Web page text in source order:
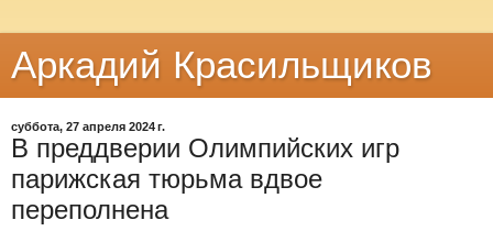
Аркадий Красильщиков
суббота, 27 апреля 2024 г.
В преддверии Олимпийских игр
парижская тюрьма вдвое
переполнена